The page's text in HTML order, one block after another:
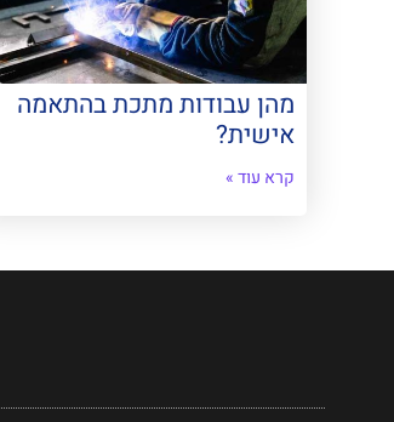
מהן עבודות מתכת בהתאמה
אישית?
קרא עוד »